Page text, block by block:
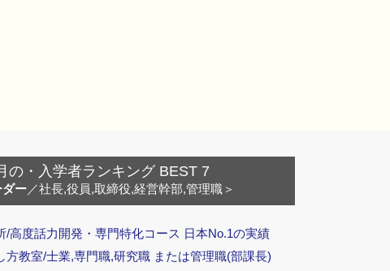
の・入学者ランキング BEST 7
ダー／社長,役員,取締役,経営幹部,管理職＞
/高度話力開発・専門特化コース 日本No.1の実績
方教室/士業,専門職,研究職 または管理職(部課長)